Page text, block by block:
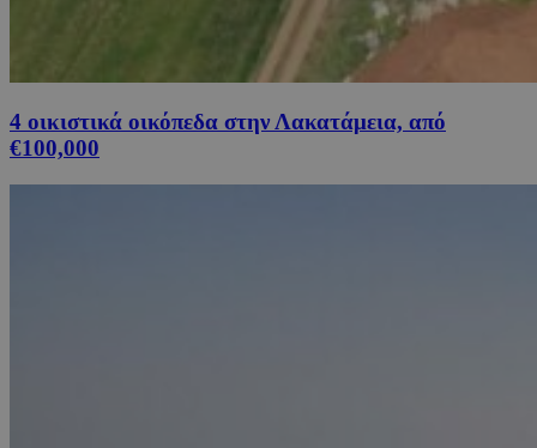
4 οικιστικά οικόπεδα στην Λακατάμεια, από
€100,000